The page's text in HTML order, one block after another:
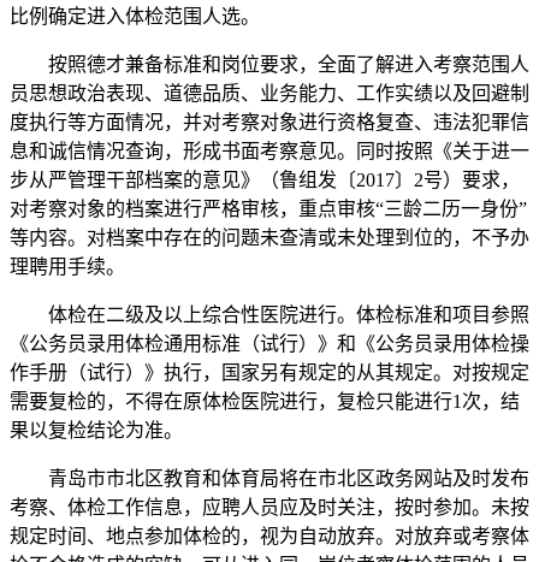
比例确定进入体检范围人选。
按照德才兼备标准和岗位要求，全面了解进入考察范围人
员思想政治表现、道德品质、业务能力、工作实绩以及回避制
度执行等方面情况，并对考察对象进行资格复查、违法犯罪信
息和诚信情况查询，形成书面考察意见。同时按照《关于进一
步从严管理干部档案的意见》（鲁组发〔2017〕2号）要求，
对考察对象的档案进行严格审核，重点审核“三龄二历一身份”
等内容。对档案中存在的问题未查清或未处理到位的，不予办
理聘用手续。
体检在二级及以上综合性医院进行。体检标准和项目参照
《公务员录用体检通用标准（试行）》和《公务员录用体检操
作手册（试行）》执行，国家另有规定的从其规定。对按规定
需要复检的，不得在原体检医院进行，复检只能进行1次，结
果以复检结论为准。
青岛市市北区教育和体育局将在市北区政务网站及时发布
考察、体检工作信息，应聘人员应及时关注，按时参加。未按
规定时间、地点参加体检的，视为自动放弃。对放弃或考察体